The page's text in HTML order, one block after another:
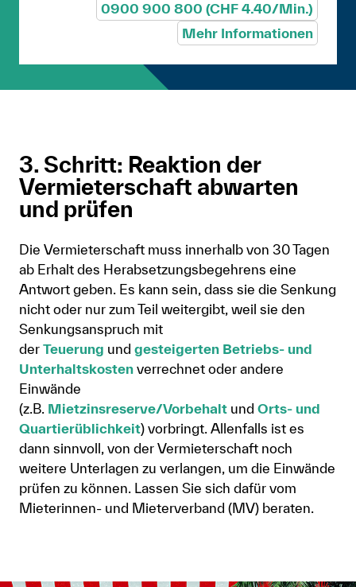
0900 900 800 (CHF 4.40/Min.)
Mehr Informationen
3. Schritt: Reaktion der
Vermieterschaft abwarten
und prüfen
Die Vermieterschaft muss innerhalb von 30 Tagen
ab Erhalt des Herabsetzungsbegehrens eine
Antwort geben. Es kann sein, dass sie die Senkung
nicht oder nur zum Teil weitergibt, weil sie den
Senkungsanspruch mit
der Teuerung und gesteigerten Betriebs- und
Unterhaltskosten verrechnet oder andere
Einwände
(z.B. Mietzinsreserve/Vorbehalt und Orts- und
Quartierüblichkeit) vorbringt. Allenfalls ist es
dann sinnvoll, von der Vermieterschaft noch
weitere Unterlagen zu verlangen, um die Einwände
prüfen zu können. Lassen Sie sich dafür vom
Mieterinnen- und Mieterverband (MV) beraten.